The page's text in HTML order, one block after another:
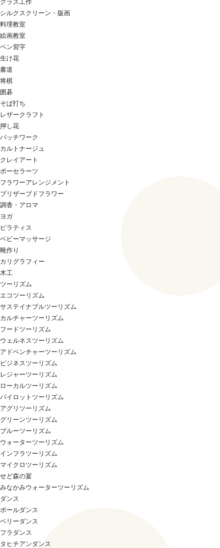
グラス工作
シルクスクリーン・版画
料理教室
絵画教室
ペン習字
生け花
書道
将棋
囲碁
そば打ち
レザークラフト
押し花
パッチワーク
カルトナージュ
クレイアート
ポーセラーツ
フラワーアレンジメント
プリザーブドフラワー
調香・アロマ
ヨガ
ピラティス
ベビーマッサージ
靴作り
カリグラフィー
木工
ツーリズム
エコツーリズム
サステイナブルツーリズム
カルチャーツーリズム
フードツーリズム
ウェルネスツーリズム
アドベンチャーツーリズム
ビジネスツーリズム
レジャーツーリズム
ローカルツーリズム
パイロットツーリズム
アグリツーリズム
グリーンツーリズム
ブルーツーリズム
ウォーターツーリズム
インフラツーリズム
マイクロツーリズム
せど森の宴
みなかみウォーターツーリズム
ダンス
ポールダンス
ベリーダンス
フラダンス
タヒチアンダンス